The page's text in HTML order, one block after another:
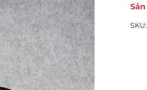
SKU: